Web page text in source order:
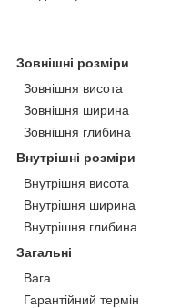
Зовнішні розміри
Зовнішня висота
Зовнішня ширина
Зовнішня глибина
Внутрішні розміри
Внутрішня висота
Внутрішня ширина
Внутрішня глибина
Загальні
Вага
Гарантійний термін